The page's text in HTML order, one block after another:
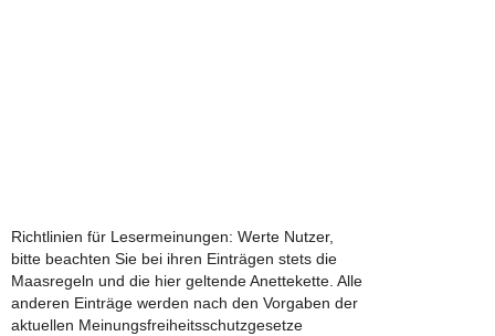
Richtlinien für Lesermeinungen: Werte Nutzer,
bitte beachten Sie bei ihren Einträgen stets die
Maasregeln und die hier geltende Anettekette. Alle
anderen Einträge werden nach den Vorgaben der
aktuellen Meinungsfreiheitsschutzgesetze